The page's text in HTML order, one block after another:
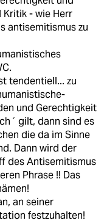
- wie Herr
antisemitismus zu
tendentiell... zu
und Gerechtigkeit
gilt, dann sind es
die da im Sinne
Dann wird der
des Antisemitismus
Phrase !! Das
an seiner
festzuhalten!